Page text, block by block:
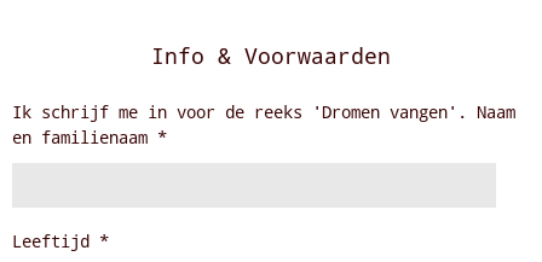
Info & Voorwaarden
Ik schrijf me in voor de reeks 'Dromen vangen'. Naam
en familienaam *
Leeftijd *